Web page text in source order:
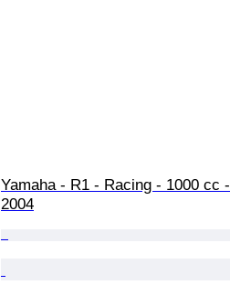
Yamaha - R1 - Racing - 1000 cc -
2004